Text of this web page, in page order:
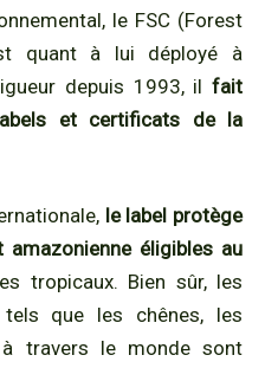
le FSC (Forest
quant à lui déployé à
depuis 1993, il fait
et certificats de la
le label protège
éligibles au
tropicaux. Bien sûr, les
que les chênes, les
à travers le monde sont